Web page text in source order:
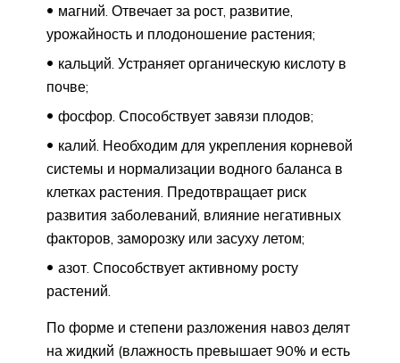
магний. Отвечает за рост, развитие,
урожайность и плодоношение растения;
кальций. Устраняет органическую кислоту в
почве;
фосфор. Способствует завязи плодов;
калий. Необходим для укрепления корневой
системы и нормализации водного баланса в
клетках растения. Предотвращает риск
развития заболеваний, влияние негативных
факторов, заморозку или засуху летом;
азот. Способствует активному росту
растений.
По форме и степени разложения навоз делят
на жидкий (влажность превышает 90% и есть